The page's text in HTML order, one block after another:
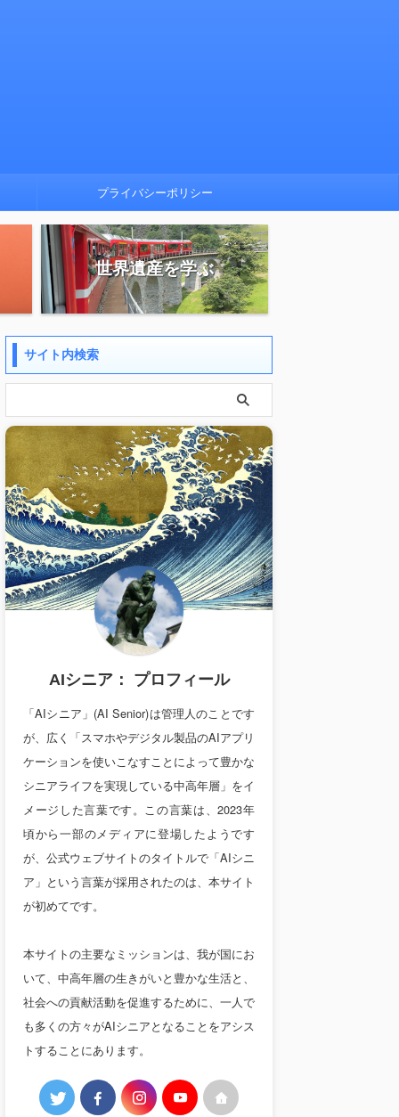
プライバシーポリシー
世界遺産を学ぶ
サイト内検索
AIシニア： プロフィール
「AIシニア」(AI Senior)は管理人のことです
が、広く「スマホやデジタル製品のAIアプリ
ケーションを使いこなすことによって豊かな
シニアライフを実現している中高年層」をイ
メージした言葉です。この言葉は、2023年
頃から一部のメディアに登場したようです
が、公式ウェブサイトのタイトルで「AIシニ
ア」という言葉が採用されたのは、本サイト
が初めてです。
本サイトの主要なミッションは、我が国にお
いて、中高年層の生きがいと豊かな生活と、
社会への貢献活動を促進するために、一人で
も多くの方々がAIシニアとなることをアシス
トすることにあります。